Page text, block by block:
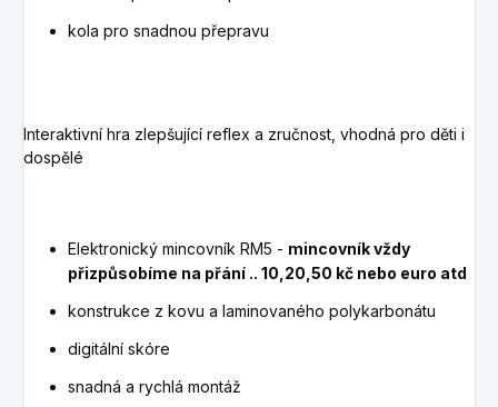
kola pro snadnou přepravu
Interaktivní hra zlepšující reflex a zručnost, vhodná pro děti i
dospělé
Elektronický mincovník RM5 - mincovník vždy
přizpůsobíme na přání .. 10,20,50 kč nebo euro atd
konstrukce z kovu a laminovaného polykarbonátu
digitální skóre
snadná a rychlá montáž